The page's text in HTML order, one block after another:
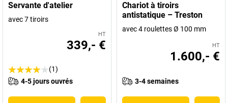
Servante d'atelier
avec 7 tiroirs
HT
339,- €
(1)
4-5 jours ouvrés
Chariot à tiroirs
antistatique – Treston
avec 4 roulettes Ø 100 mm
HT
1.600,- €
3-4 semaines